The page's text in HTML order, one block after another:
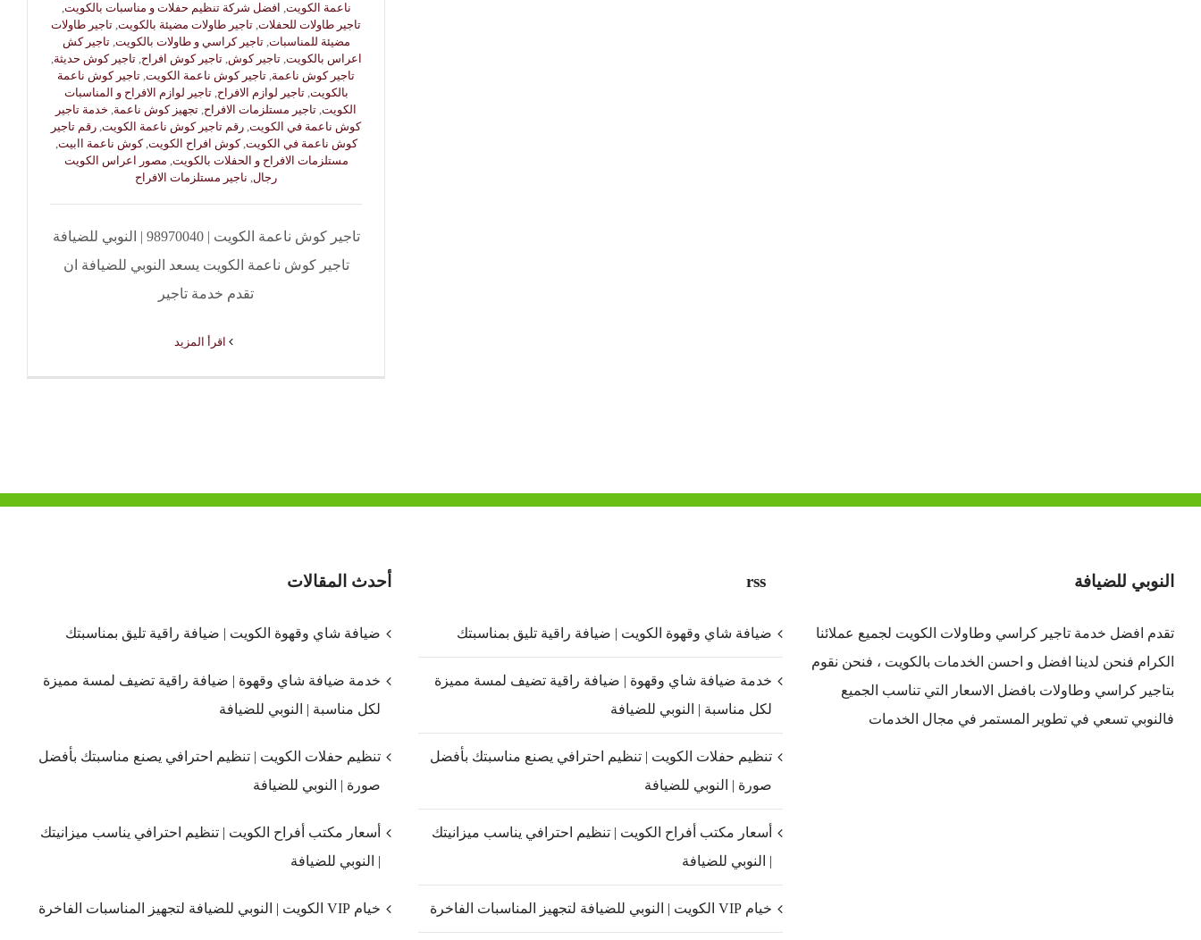
ناعمة الكويت, افضل شركة تنظيم حفلات و مناسبات بالكويت,
تاجير طاولات للحفلات, تاجير طاولات مضيئة بالكويت, تاجير طاولات
مضيئة للمناسبات,تاجير كراسي و طاولات بالكويت,تاجير كش
اعراس بالكويت,تاجير كوش,تاجير كوش افراح,تاجير كوش حديثة,
تاجير كوش ناعمة, تاجير كوش ناعمة الكويت, تاجير كوش ناعمة
بالكويت,تاجير لوازم الافراح,تاجير لوازم الافراح و المناسبات
الكويت, تاجير مستلزمات الافراح, تجهيز كوش ناعمة, خدمة تاجير
كوش ناعمة في الكويت, رقم تاجير كوش ناعمة الكويت, رقم تاجير
كوش ناعمة في الكويت,كوش افراح الكويت,كوش ناعمة اابيت,
مستلزمات الافراح و الحفلات بالكويت, مصور اعراس الكويت
رجال, ناجير مستلزمات الافراح
تاجير كوش ناعمة الكويت | 98970040 | النوبي للضيافة
تاجير كوش ناعمة الكويت يسعد النوبي للضيافة ان
تقدم خدمة تاجير
‫اقرأ المزيد
النوبي للضيافة
تقدم افضل خدمة تاجير كراسي وطاولات الكويت لجميع عملائنا
الكرام فنحن لدينا افضل و احسن الخدمات بالكويت ، فنحن نقوم
بتاجير كراسي وطاولات بافضل الاسعار التي تناسب الجميع
فالنوبي تسعي في تطوير المستمر في مجال الخدمات
rss
ضيافة شاي وقهوة الكويت | ضيافة راقية تليق بمناسبتك
خدمة ضيافة شاي وقهوة | ضيافة راقية تضيف لمسة مميزة
لكل مناسبة | النوبي للضيافة
تنظيم حفلات الكويت | تنظيم احترافي يصنع مناسبتك بأفضل
صورة | النوبي للضيافة
أسعار مكتب أفراح الكويت | تنظيم احترافي يناسب ميزانيتك
| النوبي للضيافة
خيام VIP الكويت | النوبي للضيافة لتجهيز المناسبات الفاخرة
أحدث المقالات
ضيافة شاي وقهوة الكويت | ضيافة راقية تليق بمناسبتك
خدمة ضيافة شاي وقهوة | ضيافة راقية تضيف لمسة مميزة
لكل مناسبة | النوبي للضيافة
تنظيم حفلات الكويت | تنظيم احترافي يصنع مناسبتك بأفضل
صورة | النوبي للضيافة
أسعار مكتب أفراح الكويت | تنظيم احترافي يناسب ميزانيتك
| النوبي للضيافة
خيام VIP الكويت | النوبي للضيافة لتجهيز المناسبات الفاخرة